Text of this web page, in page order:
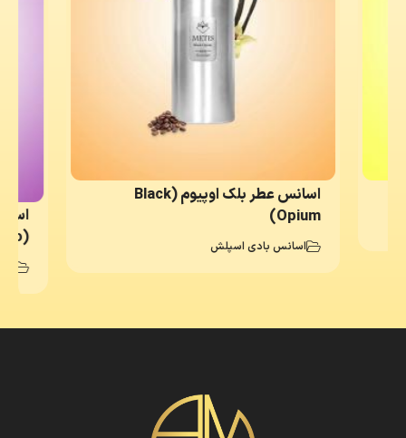
اسانس عطر بلک اوپیوم (Black
Opium)
اسانس بادی اسپلش
(Manifesto)